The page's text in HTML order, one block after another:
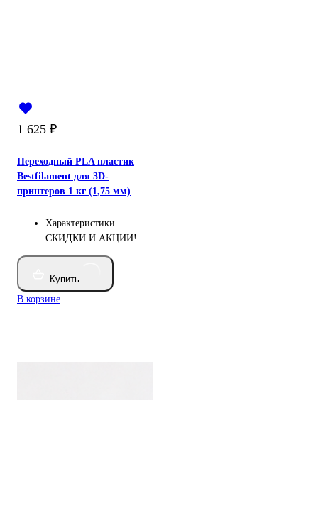
1 625 ₽
Переходный PLA пластик
Bestfilament для 3D-
принтеров 1 кг (1,75 мм)
Характеристики
СКИДКИ И АКЦИИ!
Купить
В корзине